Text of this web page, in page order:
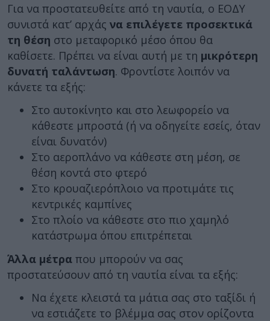
Για να προστατευθείτε από τη ναυτία, ο ΕΟΔΥ
συνιστά κατ’ αρχάς να επιλέγετε προσεκτικά
τη θέση στο μεταφορικό μέσο όπου θα
καθίσετε. Πρέπει να είναι αυτή με τη μικρότερη
δυνατή ταλάντωση. Φροντίστε λοιπόν να
κάνετε τα εξής:
Στο αυτοκίνητο και στο λεωφορείο να
κάθεστε μπροστά (ή να οδηγείτε εσείς, όταν
είναι δυνατόν)
Στο αεροπλάνο να κάθεστε στη μέση, σε
θέση κοντά στο φτερό
Στο κρουαζιερόπλοιο να προτιμάτε τις
κεντρικές καμπίνες
Στο πλοίο να κάθεστε στο πιο χαμηλό
κατάστρωμα όπου επιτρέπεται
Άλλα μέτρα που μπορούν να σας
προστατεύσουν από τη ναυτία είναι τα εξής:
Να έχετε κλειστά τα μάτια σας στο ταξίδι ή
να εστιάζετε το βλέμμα σας στον ορίζοντα